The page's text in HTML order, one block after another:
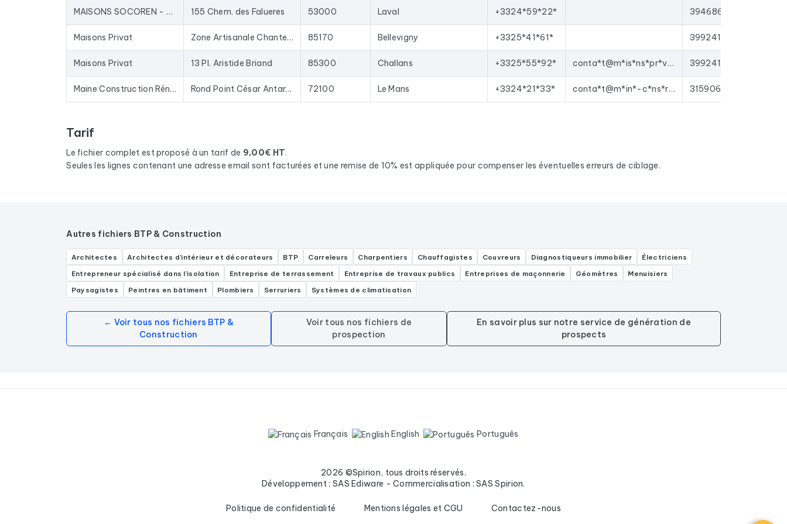
MAISONS SOCOREN - SDMI LAVAL : Constructeur de maisons individuelles en Mayenne 155 Chem. des Falueres 53000 Laval +3324*59*22* 39468627300050
Maisons Privat Zone Artisanale Chantemerle, 5 rue Chantemerle Saligny CS 80050 85170 Bellevigny +3325*41*61* 39924146200056
Maisons Privat 13 Pl. Aristide Briand 85300 Challans +3325*55*92* conta*t@m*is*ns*pr*va*.fr 39924146200064
Maine Construction Rénovation Rond Point César Antarès, Rte de Tours 72100 Le Mans +3324*21*33* conta*t@m*in*-c*ns*ru*ti*n.f* 31590649500041
Tarif
Le fichier complet est proposé à un tarif de 9,00€ HT.
Seules les lignes contenant une adresse email sont facturées et une remise de 10% est appliquée pour compenser les éventuelles erreurs de ciblage.
Autres fichiers BTP & Construction
Architectes Architectes d'intérieur et décorateurs BTP Carreleurs Charpentiers Chauffagistes Couvreurs Diagnostiqueurs immobilier
Électriciens
Entrepreneur spécialisé dans l'isolation
Entreprise de terrassement Entreprise de travaux publics Entreprises de maçonnerie Géomètres
Menuisiers
Paysagistes
Peintres en bâtiment Plombiers Serruriers Systèmes de climatisation
← Voir tous nos fichiers BTP &
Construction
Voir tous nos fichiers de
prospection
En savoir plus sur notre service de génération de
prospects
Français English Português
2026 ©Spirion, tous droits réservés.
Développement : SAS Ediware - Commercialisation : SAS Spirion.
Politique de confidentialité Mentions légales et CGU Contactez-nous